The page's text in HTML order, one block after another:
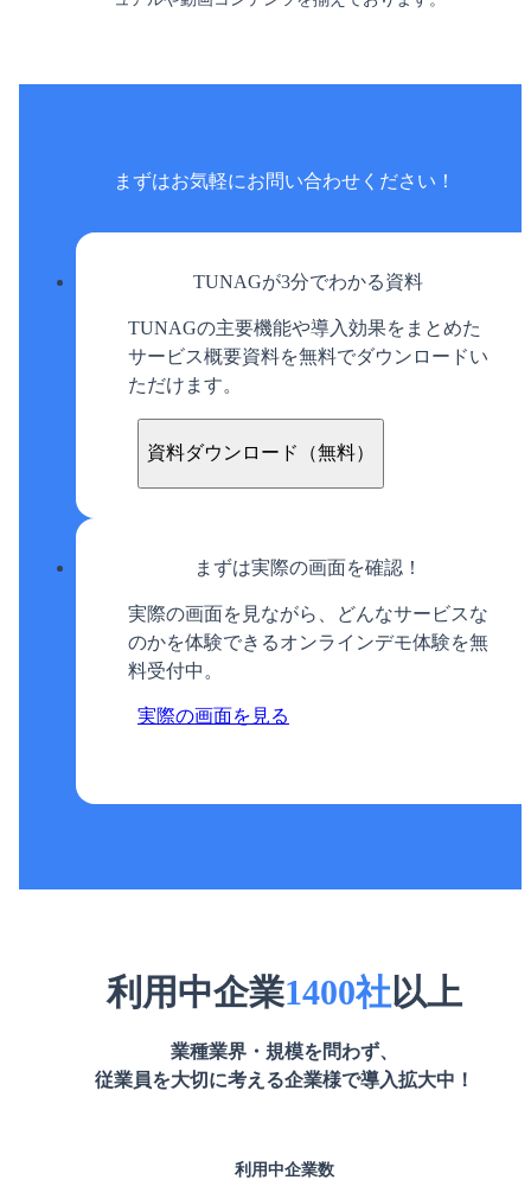
まずはお気軽にお問い合わせください！
TUNAGが3分でわかる資料
TUNAGの主要機能や導入効果をまとめた
サービス概要資料を無料でダウンロードい
ただけます。
資料ダウンロード（無料）
まずは実際の画面を確認！
実際の画面を見ながら、どんなサービスな
のかを体験できるオンラインデモ体験を無
料受付中。
実際の画面を見る
利用中企業1400社以上
業種業界・規模を問わず、
従業員を大切に考える企業様で導入拡大中！
利用中企業数